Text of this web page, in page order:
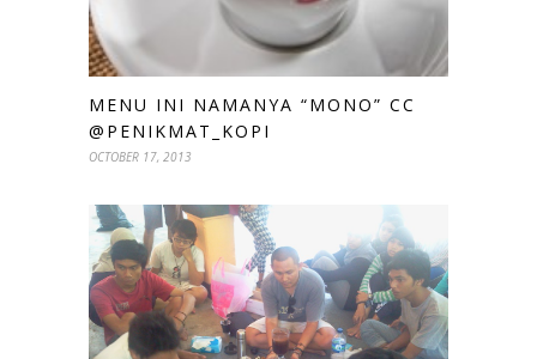
MENU INI NAMANYA “MONO” CC
@PENIKMAT_KOPI
OCTOBER 17, 2013